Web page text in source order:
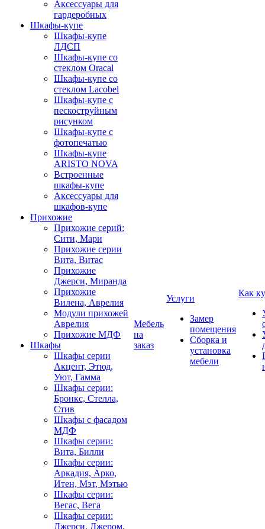
Аксессуары для
гардеробных
Шкафы-купе
Шкафы-купе
ЛДСП
Шкафы-купе со
стеклом Oracal
Шкафы-купе со
стеклом Lacobel
Шкафы-купе с
пескоструйным
рисунком
Шкафы-купе с
фотопечатью
Шкафы-купе
ARISTO NOVA
Встроенные
шкафы-купе
Аксессуары для
шкафов-купе
Прихожие
Прихожие серий:
Сити, Мари
Прихожие серии
Вита, Витас
Прихожие
Джерси, Миранда
Прихожие
Вилена, Аврелия
Модули прихожей
Аврелия
Прихожие МДФ
Шкафы
Шкафы серии
Акцент, Этюд,
Уют, Гамма
Шкафы серии:
Бронкс, Стелла,
Стив
Шкафы с фасадом
МДФ
Шкафы серии:
Вита, Билли
Шкафы серии:
Аркадия, Арко,
Итен, Мэт, Мэтью
Шкафы серии:
Вегас, Вега
Шкафы серии:
Джерси, Джером,
Мебель
на
заказ
Услуги
Замер
помещения
Сборка и
установка
мебели
Как